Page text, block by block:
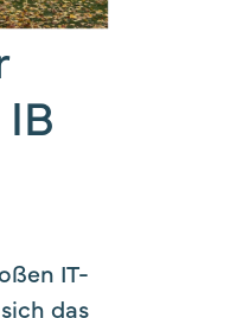
IT-
das